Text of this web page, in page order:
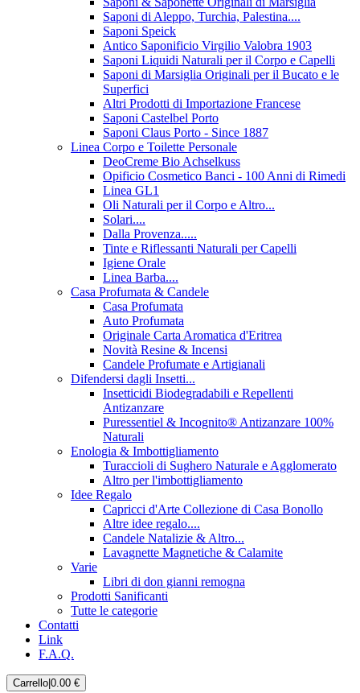
Saponi di Aleppo, Turchia, Palestina....
Saponi Speick
Antico Saponificio Virgilio Valobra 1903
Saponi Liquidi Naturali per il Corpo e Capelli
Saponi di Marsiglia Originali per il Bucato e le
Superfici
Altri Prodotti di Importazione Francese
Saponi Castelbel Porto
Saponi Claus Porto - Since 1887
Linea Corpo e Toilette Personale
DeoCreme Bio Achselkuss
Opificio Cosmetico Banci - 100 Anni di Rimedi
Linea GL1
Oli Naturali per il Corpo e Altro...
Solari....
Dalla Provenza.....
Tinte e Riflessanti Naturali per Capelli
Igiene Orale
Linea Barba....
Casa Profumata & Candele
Casa Profumata
Auto Profumata
Originale Carta Aromatica d'Eritrea
Novità Resine & Incensi
Candele Profumate e Artigianali
Difendersi dagli Insetti...
Insetticidi Biodegradabili e Repellenti
Antizanzare
Puressentiel & Incognito® Antizanzare 100%
Naturali
Enologia & Imbottigliamento
Turaccioli di Sughero Naturale e Agglomerato
Altro per l'imbottigliamento
Idee Regalo
Capricci d'Arte Collezione di Casa Bonollo
Altre idee regalo....
Candele Natalizie & Altro...
Lavagnette Magnetiche & Calamite
Varie
Libri di don gianni remogna
Prodotti Sanificanti
Tutte le categorie
Contatti
Link
F.A.Q.
Carrello 0.00 €